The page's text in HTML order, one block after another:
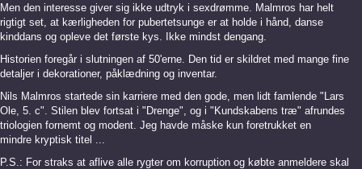
Men den interesse giver sig ikke udtryk i sexdrømme. Malmros har helt
rigtigt set, at kærligheden for pubertetsunge er at holde i hånd, danse
kinddans og opleve det første kys. Ikke mindst dengang.
Historien foregår i slutningen af 50'erne. Den tid er skildret med mange fine
detaljer i dekorationer, påklædning og inventar.
Nils Malmros startede sin karriere med den gode, men lidt famlende "Lars
Ole, 5. c" . Stilen blev fortsat i "Drenge" , og i "Kundskabens træ" afrundes
triologien fornemt og modent. Jeg havde måske kun foretrukket en
mindre kryptisk titel ...
P.S.: For straks at aflive alle rygter om korruption og købte anmeldere skal